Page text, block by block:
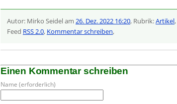
Autor: Mirko Seidel am 26. Dez. 2022 16:20, Rubrik:Artikel,
Feed RSS 2.0, Kommentar schreiben,
Einen Kommentar schreiben
Name (erforderlich)